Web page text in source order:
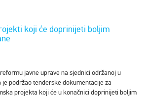
koji će doprinijeti boljim
javne uprave na sjednici održanoj u
podržao tenderske dokumentacije za
projekta koji će u konačnici doprinijeti boljim